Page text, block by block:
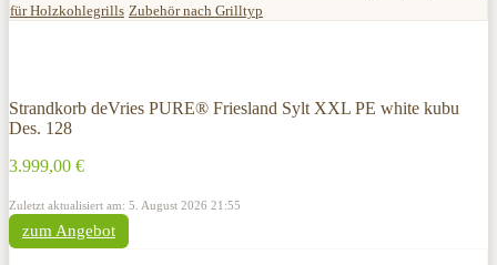
für Holzkohlegrills Zubehör nach Grilltyp
Strandkorb deVries PURE® Friesland Sylt XXL PE white kubu
Des. 128
3.999,00 €
Zuletzt aktualisiert am: 5. August 2026 21:55
zum Angebot